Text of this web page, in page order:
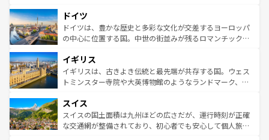
せる。地方によって風土や気候が異なるスペインはその個
性で訪れる人を魅了する。 なお、新着のスペイン情報は コ
ンテンツ一覧を参照してほしい。
で、幅広い魅力が詰まっている。華麗な宮殿、歴史的な大
聖堂、美しいビーチ、そして豊かな自然が、訪れる者を心
から魅了する。また、フランスは美食の国としても知ら
いる。シャンパンの発祥地であるランス、プロヴァンスの
香り高いラベンダー畑など、多彩な楽しみ方が可能だ。さ
らに、パリ以外の地域にも魅力が溢れており、どの街角に
れる地方に足を運ぶとそれぞれで全く異なる文化を体験で
きるだろう。 なお、新着のフランス情報はコンテンツ一覧
を参照してほしい。
ドイツ
ドイツは、豊かな歴史と多彩な文化が交差するヨーロッパ
の中心に位置する国。中世の街並みが残るロマンチック街
顔を持つこの国は、どこを歩いても飽きることがない。ベ
ルリンの文化的活気、バイエルン州のアルプスの絶景、そ
してライン川沿いのワイン畑といった風景は必見。ビール
は、お酒好きな人にはぜひ体験してほしい。 なお、新着の
ドイツ情報はコンテンツ一覧を参照してほしい。
イギリス
イギリスは、古きよき伝統と最先端が共存する国。ウェス
トミンスター寺院や大英博物館のようなランドマーク、歴
リアごとに異なる魅力がある。また、優雅なアフタヌーン
ティー、ビール好きにはたまらない英国パブ、サッカー観
戦など、本場だからこそできる体験も豊富。イギリスを旅
スイス
スイスの国土面積は九州ほどの広さだが、運行時刻が正確
な交通網が整備されており、初心者でも安心して個人旅行